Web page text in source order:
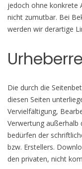
jedoch ohne konkrete
nicht zumutbar. Bei
werden wir derartige
Die durch die
diesen Seiten
Vervielfältigung,
Verwertung außerhalb
bedürfen der
bzw. Erstellers.
den privaten, nicht